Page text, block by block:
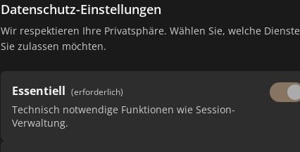
Datenschutz-Einstellungen
Wir respektieren Ihre Privatsphäre. Wählen Sie, welche Dienste
Sie zulassen möchten.
Essentiell (erforderlich)
Technisch notwendige Funktionen wie Session-
Verwaltung.
Datenschutzerklärung